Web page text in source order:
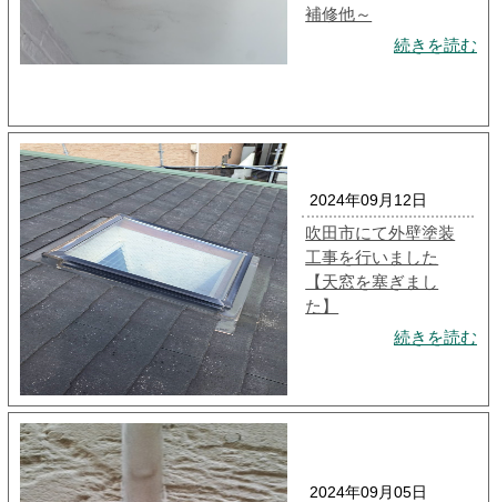
補修他～
続きを読む
2024年09月12日
吹田市にて外壁塗装
工事を行いました
【天窓を塞ぎまし
た】
続きを読む
2024年09月05日